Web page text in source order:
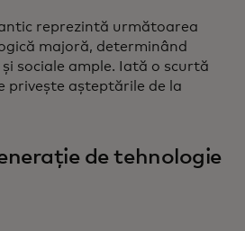
reprezintă următoarea
majoră, determinând
sociale ample. Iată o scurtă
privește așteptările de la
de tehnologie